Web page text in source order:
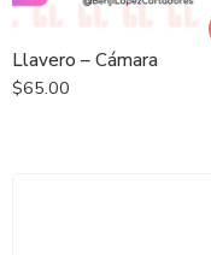
Llavero – Cámara
$65.00